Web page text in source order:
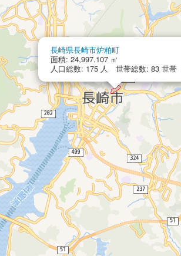
長崎県長崎市炉粕町
面積: 24,997.107 ㎡
人口総数: 175 人 世帯総数: 83 世帯